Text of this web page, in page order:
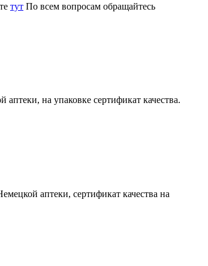
тут По всем вопросам обращайтесь
аптеки, на упаковке сертификат качества.
аптеки, сертификат качества на